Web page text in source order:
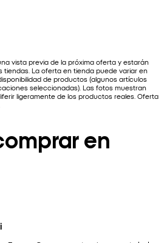
vista previa de la próxima oferta y estarán
tiendas. La oferta en tienda puede variar en
de productos (algunos artículos
seleccionadas). Las fotos muestran
ligeramente de los productos reales. Oferta
en